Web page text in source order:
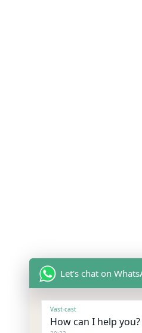
Let's chat on
Vast-cast
How can I help you?